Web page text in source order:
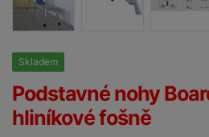
Skladem
Podstavné nohy
hliníkové fošně